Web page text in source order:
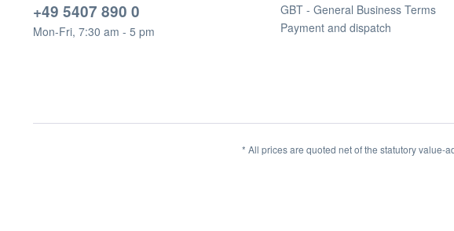
+49 5407 890 0
Mon-Fri, 7:30 am - 5 pm
GBT - General Business Terms
Payment and dispatch
* All prices are quoted net of the statutory value-